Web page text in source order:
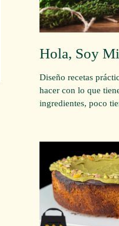
Hola, Soy
Diseño recetas
hacer con lo que
ingredientes, poco